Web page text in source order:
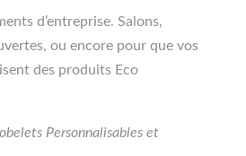
d’entreprise. Salons,
ou encore pour que vos
des produits Eco
Personnalisables et